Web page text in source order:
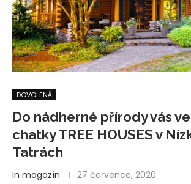
DOVOLENÁ
Do nádherné přírody vás
chatky TREE HOUSES v
Tatrách
In magazín 27 července, 2020